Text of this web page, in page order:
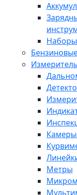
Наборы
Метры